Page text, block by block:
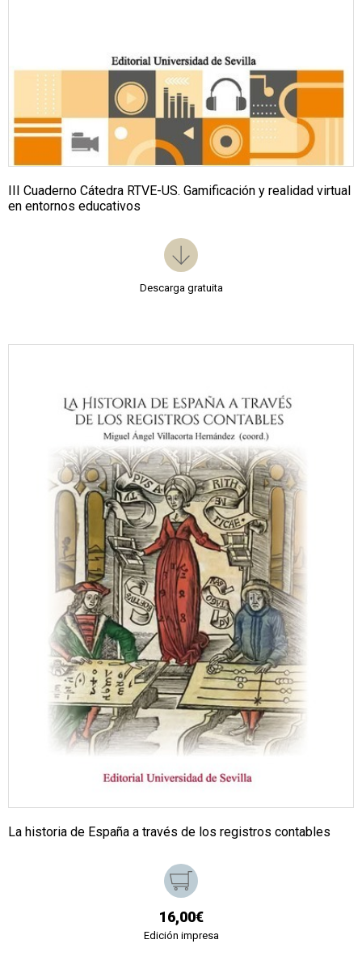
III Cuaderno Cátedra RTVE-US. Gamificación y realidad virtual
en entornos educativos
Descarga gratuita
La historia de España a través de los registros contables
16,00€
Edición impresa